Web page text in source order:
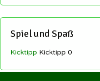
Spiel und Spaß
Kicktipp Kicktipp 0